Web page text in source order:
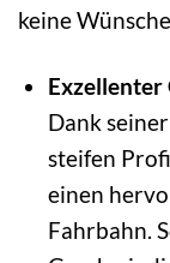
keine
Exzellenter
Dank
steifen
einen
Fahrbahn.